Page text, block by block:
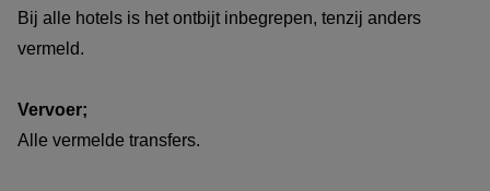
Bij alle hotels is het ontbijt inbegrepen, tenzij anders
vermeld.
Vervoer;
Alle vermelde transfers.